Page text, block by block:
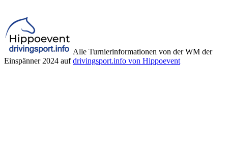
Alle Turnierinformationen von der WM der
Einspänner 2024 aufdrivingsport.info von Hippoevent